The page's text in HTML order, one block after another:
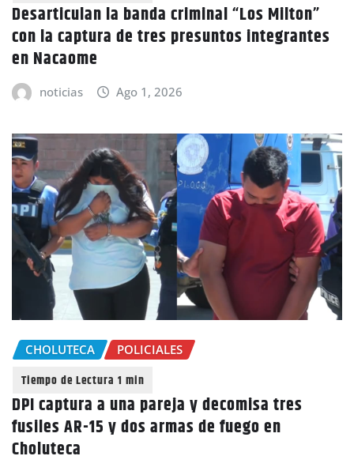
Desarticulan la banda criminal “Los Milton”
con la captura de tres presuntos integrantes
en Nacaome
noticias Ago 1, 2026
CHOLUTECA POLICIALES
DPI captura a una pareja y decomisa tres
fusiles AR-15 y dos armas de fuego en
Choluteca